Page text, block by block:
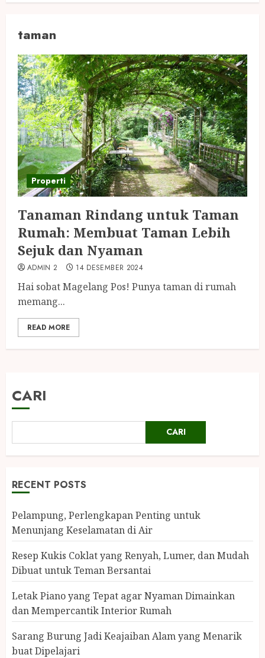
taman
Properti
Tanaman Rindang untuk Taman
Rumah: Membuat Taman Lebih
Sejuk dan Nyaman
ADMIN 2 14 DESEMBER 2024
Hai sobat Magelang Pos! Punya taman di rumah
memang...
READ MORE
CARI
CARI
RECENT POSTS
Pelampung, Perlengkapan Penting untuk
Menunjang Keselamatan di Air
Resep Kukis Coklat yang Renyah, Lumer, dan Mudah
Dibuat untuk Teman Bersantai
Letak Piano yang Tepat agar Nyaman Dimainkan
dan Mempercantik Interior Rumah
Sarang Burung Jadi Keajaiban Alam yang Menarik
buat Dipelajari